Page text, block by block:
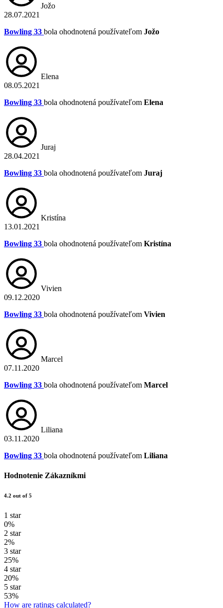
Jožo
28.07.2021
Bowling 33 bola ohodnotená používateľom Jožo
Elena
08.05.2021
Bowling 33 bola ohodnotená používateľom Elena
Juraj
28.04.2021
Bowling 33 bola ohodnotená používateľom Juraj
Kristína
13.01.2021
Bowling 33 bola ohodnotená používateľom Kristína
Vivien
09.12.2020
Bowling 33 bola ohodnotená používateľom Vivien
Marcel
07.11.2020
Bowling 33 bola ohodnotená používateľom Marcel
Liliana
03.11.2020
Bowling 33 bola ohodnotená používateľom Liliana
Hodnotenie Zákazníkmi
4.2 out of 5
1 star
0%
2 star
2%
3 star
25%
4 star
20%
5 star
53%
How are ratings calculated?